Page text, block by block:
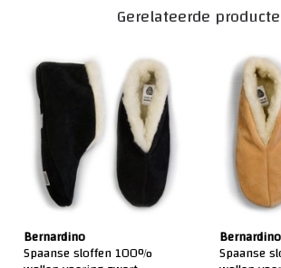
Gerelateerde
Bernardino
Spaanse sloffen 100%
Bernardino
Spaanse